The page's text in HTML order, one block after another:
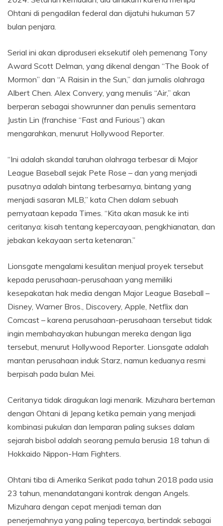
Ohtani di pengadilan federal dan dijatuhi hukuman 57
bulan penjara.
Serial ini akan diproduseri eksekutif oleh pemenang Tony
Award Scott Delman, yang dikenal dengan “The Book of
Mormon” dan “A Raisin in the Sun,” dan jurnalis olahraga
Albert Chen. Alex Convery, yang menulis “Air,” akan
berperan sebagai showrunner dan penulis sementara
Justin Lin (franchise “Fast and Furious”) akan
mengarahkan, menurut Hollywood Reporter.
“Ini adalah skandal taruhan olahraga terbesar di Major
League Baseball sejak Pete Rose – dan yang menjadi
pusatnya adalah bintang terbesarnya, bintang yang
menjadi sasaran MLB,” kata Chen dalam sebuah
pernyataan kepada Times. “Kita akan masuk ke inti
ceritanya: kisah tentang kepercayaan, pengkhianatan, dan
jebakan kekayaan serta ketenaran.”
Lionsgate mengalami kesulitan menjual proyek tersebut
kepada perusahaan-perusahaan yang memiliki
kesepakatan hak media dengan Major League Baseball –
Disney, Warner Bros., Discovery, Apple, Netflix dan
Comcast – karena perusahaan-perusahaan tersebut tidak
ingin membahayakan hubungan mereka dengan liga
tersebut, menurut Hollywood Reporter. Lionsgate adalah
mantan perusahaan induk Starz, namun keduanya resmi
berpisah pada bulan Mei.
Ceritanya tidak diragukan lagi menarik. Mizuhara berteman
dengan Ohtani di Jepang ketika pemain yang menjadi
kombinasi pukulan dan lemparan paling sukses dalam
sejarah bisbol adalah seorang pemula berusia 18 tahun di
Hokkaido Nippon-Ham Fighters.
Ohtani tiba di Amerika Serikat pada tahun 2018 pada usia
23 tahun, menandatangani kontrak dengan Angels.
Mizuhara dengan cepat menjadi teman dan
penerjemahnya yang paling tepercaya, bertindak sebagai